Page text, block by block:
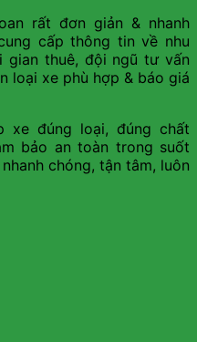
rất đơn giản & nhanh
cấp thông tin về nhu
gian thuê, đội ngũ tư vấn
loại xe phù hợp & báo giá
xe đúng loại, đúng chất
bảo an toàn trong suốt
chóng, tận tâm, luôn